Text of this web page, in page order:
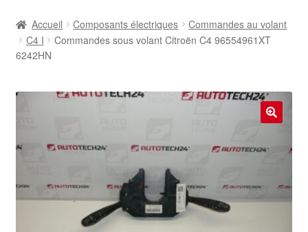
Contact
Mon compte
Paiements
Accueil Composants électriques
Commandes au volant
C4 I
Commandes sous volant Citroën C4 96554961XT
6242HN